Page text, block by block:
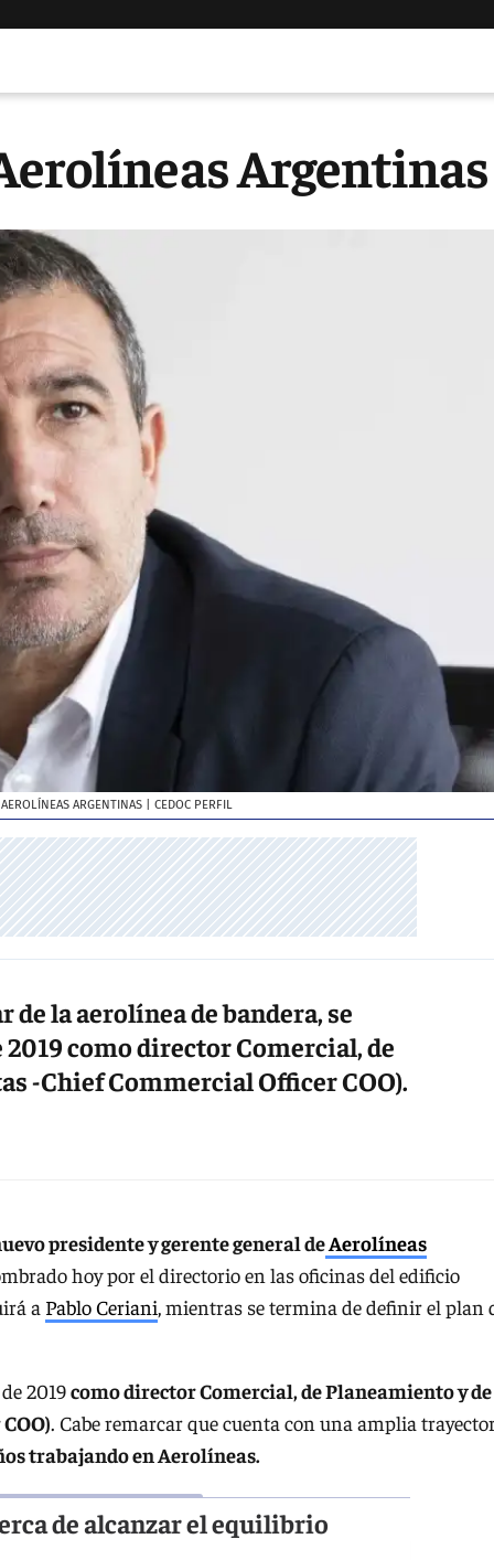
Argentinas
ARGENTINAS | CEDOC PERFIL
la aerolínea de bandera, se
como director Comercial, de
-Chief Commercial Officer COO).
presidente y gerente general deAerolíneas
hoy por el directorio en las oficinas del edificio
a Pablo Ceriani, mientras se termina de definir el plan
2019como director Comercial, de Planeamiento y de
. Cabe remarcar que cuenta con una amplia
trabajando en Aerolíneas.
de alcanzar el equilibrio